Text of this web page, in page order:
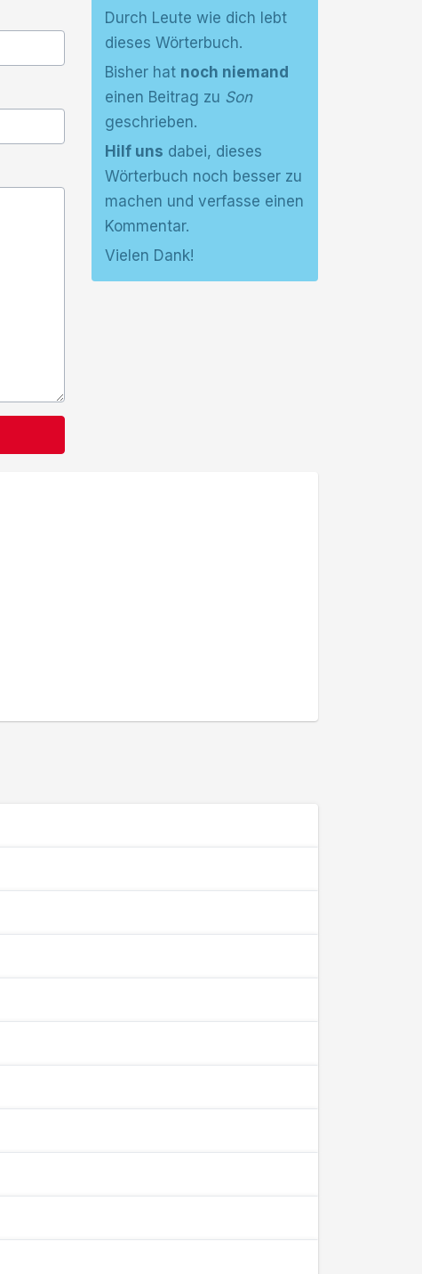
Durch Leute wie dich lebt
dieses Wörterbuch.
Bisher hat noch niemand
einen Beitrag zu Son
geschrieben.
Hilf uns dabei, dieses
Wörterbuch noch besser zu
machen und verfasse einen
Kommentar.
Vielen Dank!